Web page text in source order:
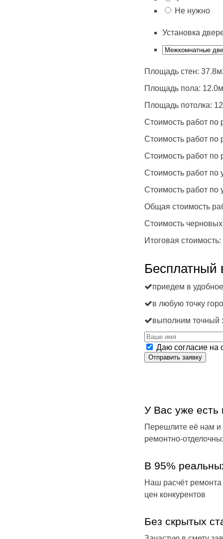
Не нужно
Установка
Площадь стен: 37.8
Площадь пола: 12.0
Площадь потолка:
Стоимость работ по
Стоимость работ по
Стоимость работ по
Стоимость работ по
Стоимость работ по
Общая стоимость
Стоимость
Итоговая стоимость:
Бесплатный
приедем в
в любую точку
выполним точный
Даю согласие на
Отправить заявку
У Вас уже есть
Перешлите её нам и
ремонтно-
В 95%
Наш расчёт
цен конкурентов
Без скрытых